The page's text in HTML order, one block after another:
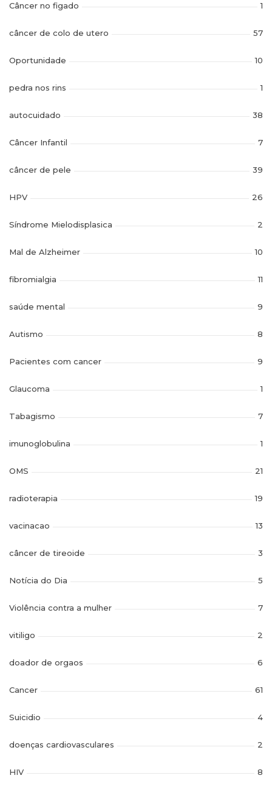
Câncer no figado 1
câncer de colo de utero 57
Oportunidade 10
pedra nos rins 1
autocuidado 38
Câncer Infantil 7
câncer de pele 39
HPV 26
Síndrome Mielodisplasica 2
Mal de Alzheimer 10
fibromialgia 11
saúde mental 9
Autismo 8
Pacientes com cancer 9
Glaucoma 1
Tabagismo 7
imunoglobulina 1
OMS 21
radioterapia 19
vacinacao 13
câncer de tireoide 3
Notícia do Dia 5
Violência contra a mulher 7
vitiligo 2
doador de orgaos 6
Cancer 61
Suicidio 4
doenças cardiovasculares 2
HIV 8